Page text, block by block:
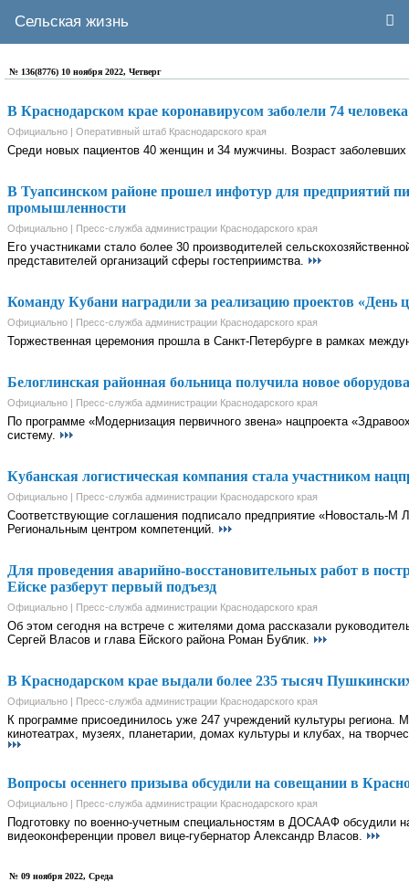
Сельская жизнь
№ 136(8776) 10 ноября 2022, Четверг
В Краснодарском крае коронавирусом заболели 74 человека
Официально | Оперативный штаб Краснодарского края
Среди новых пациентов 40 женщин и 34 мужчины. Возраст
В Туапсинском районе прошел инфотур для предприятий
промышленности
Официально | Пресс-служба администрации Краснодарского края
Его участниками стало более 30 производителей
представителей организаций сферы гостеприимства.
Команду Кубани наградили за реализацию проектов
Официально | Пресс-служба администрации Краснодарского края
Торжественная церемония прошла в Санкт-Петербурге в рамках
Белоглинская районная больница получила новое
Официально | Пресс-служба администрации Краснодарского края
По программе «Модернизация первичного звена» нацпроекта
систему.
Кубанская логистическая компания стала участником
Официально | Пресс-служба администрации Краснодарского края
Соответствующие соглашения подписало предприятие «Новосталь-М
Региональным центром компетенций.
Для проведения аварийно-восстановительных работ в
Ейске разберут первый подъезд
Официально | Пресс-служба администрации Краснодарского края
Об этом сегодня на встрече с жителями дома рассказали
Сергей Власов и глава Ейского района Роман Бублик.
В Краснодарском крае выдали более 235 тысяч
Официально | Пресс-служба администрации Краснодарского края
К программе присоединилось уже 247 учреждений культуры региона.
кинотеатрах, музеях, планетарии, домах культуры и клубах, на
Вопросы осеннего призыва обсудили на совещании в
Официально | Пресс-служба администрации Краснодарского края
Подготовку по военно-учетным специальностям в ДОСААФ обсудили
видеоконференции провел вице-губернатор Александр Власов.
№ 09 ноября 2022, Среда